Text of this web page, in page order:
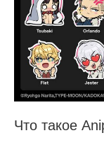
Что такое